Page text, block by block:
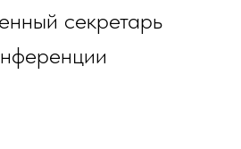
секретарь